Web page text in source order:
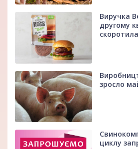
Виручка
другому
зросло
циклу